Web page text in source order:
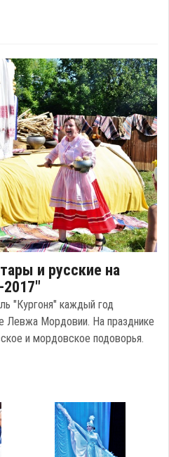
и русские на
2017"
"Кургоня" каждый год
Левжа Мордовии. На празднике
и мордовское подоворья.